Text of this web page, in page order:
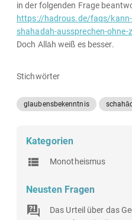
in der folgenden Frage
https://hadrous.de/faqs/
shahadah-aussprechen-ohne-
Doch Allāh weiß es besser.
Stichwörter
glaubensbekenntnis
Kategorien
Monotheismus
Neusten Fragen
Das Urteil über das